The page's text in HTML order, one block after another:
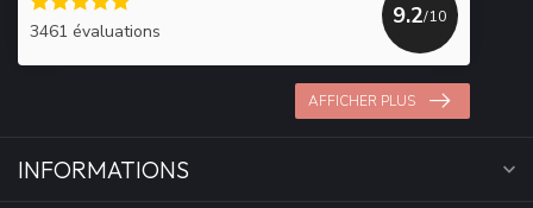
3461 évaluations
9.2/10
AFFICHER PLUS
INFORMATIONS